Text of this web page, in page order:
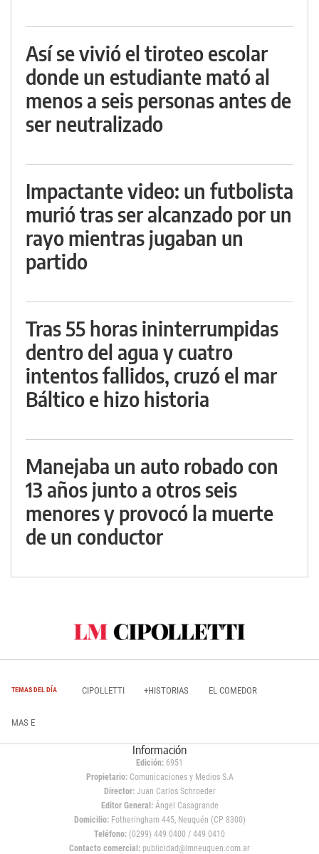
Así se vivió el tiroteo escolar
donde un estudiante mató al
menos a seis personas antes de
ser neutralizado
Impactante video: un futbolista
murió tras ser alcanzado por un
rayo mientras jugaban un
partido
Tras 55 horas ininterrumpidas
dentro del agua y cuatro
intentos fallidos, cruzó el mar
Báltico e hizo historia
Manejaba un auto robado con
13 años junto a otros seis
menores y provocó la muerte
de un conductor
TEMAS DEL DÍA CIPOLLETTI +HISTORIAS EL COMEDOR
MAS E
Información
Edición: 6951
Propietario:Comunicaciones y Medios S.A
Director: Juan Carlos Schroeder
Editor General:Ángel Casagrande
Domicilio:Fotheringham 445, Neuquén (CP 8300)
Teléfono: (0299) 449 0400 / 449 0410
Contacto comercial: publicidad@lmneuquen.com.ar